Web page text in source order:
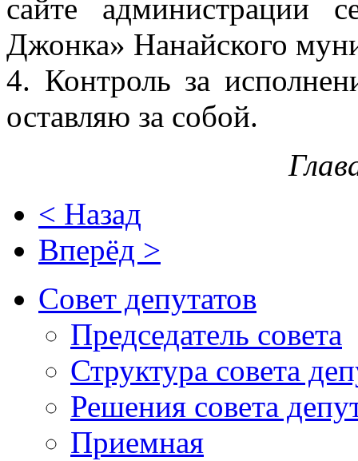
сайте администрации
Джонка» Нанайского
4. Контроль за
оставляю за собой.
< Назад
Вперёд >
Совет депутатов
Председатель совета
Структура совета
Решения совета
Приемная